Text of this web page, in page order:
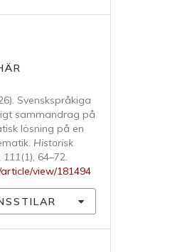
Svenskspråkiga
sammandrag på
lösning på en
Historisk
111(1), 64–72.
view/181494